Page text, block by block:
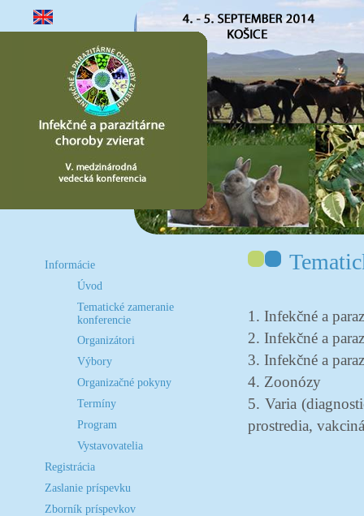
Informácie
Úvod
Tematické zameranie
konferencie
Organizátori
Výbory
Organizačné pokyny
Termíny
Program
Vystavovatelia
Registrácia
Zaslanie príspevku
Zborník príspevkov
1. Infekčné a
2. Infekčné a
3. Infekčné a
4. Zoonózy
5. Varia
prostredia,